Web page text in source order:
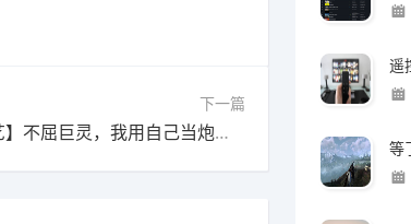
下一篇
下一篇：魔法工艺【魔法工艺】不屈巨灵，我用自己当炮弹！